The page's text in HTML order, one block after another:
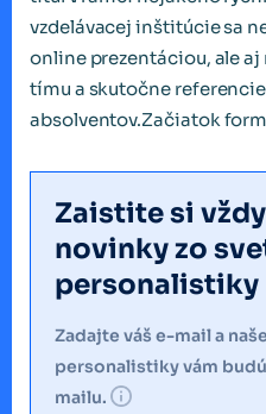
vzdelávacej inštitúcie sa
online prezentáciou, ale
tímu a skutočne
absolventov.Začiatok
Zaistite si
novinky zo
personalistiky
Zadajte váš e-mail a
personalistiky vám
mailu.